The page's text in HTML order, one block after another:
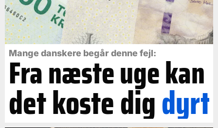
Mange danskere begår denne fejl:
Fra næste uge kan
det koste digdyrt